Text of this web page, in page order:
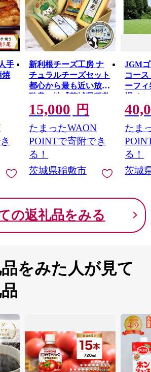
手
焼
新利根チーズ工房 ナ
チュラルチーズセット
都心から最も近い放牧
酪農の地【茨城県稲敷
市】｜牧場 牛乳 発酵
熟成 とける チーズ ワ
イン ウィスキー つま
み [0967]
15,000 円
たまったWAON
POINTで寄附でき
る！
茨城県稲敷市
JGM
コー
ーフ
場 カ
アウ
券 ス
アク
ゼント
たま
る！
茨城
の返礼品をみる
をみた人が見て